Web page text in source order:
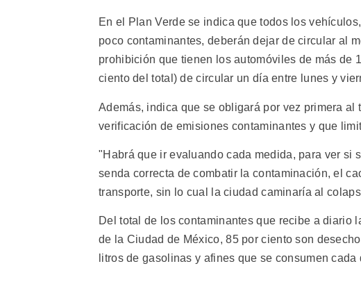
En el Plan Verde se indica que todos los
poco contaminantes, deberán dejar de circular al
prohibición que tienen los automóviles de más de
ciento del total) de circular un día entre lunes y
Además, indica que se obligará por vez primera
verificación de emisiones contaminantes y que
"Habrá que ir evaluando cada medida, para ver si
senda correcta de combatir la contaminación, el
transporte, sin lo cual la ciudad caminaría al
Del total de los contaminantes que recibe a diario
de la Ciudad de México, 85 por ciento son
litros de gasolinas y afines que se consumen cada